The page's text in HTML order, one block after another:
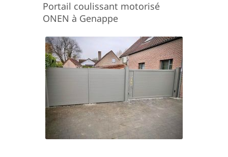
Portail coulissant motorisé
ONEN à Genappe